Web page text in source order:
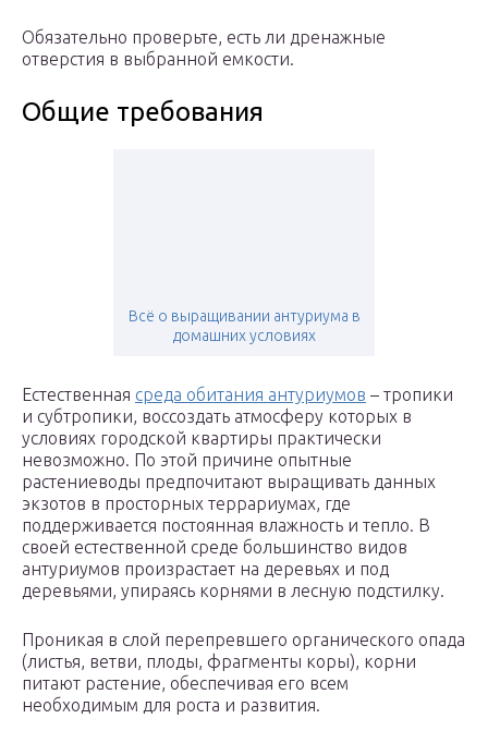
Обязательно проверьте, есть ли дренажные
отверстия в выбранной емкости.
Общие требования
Всё о выращивании антуриума в
домашних условиях
Естественная среда обитания антуриумов – тропики
и субтропики, воссоздать атмосферу которых в
условиях городской квартиры практически
невозможно. По этой причине опытные
растениеводы предпочитают выращивать данных
экзотов в просторных террариумах, где
поддерживается постоянная влажность и тепло. В
своей естественной среде большинство видов
антуриумов произрастает на деревьях и под
деревьями, упираясь корнями в лесную подстилку.
Проникая в слой перепревшего органического опада
(листья, ветви, плоды, фрагменты коры), корни
питают растение, обеспечивая его всем
необходимым для роста и развития.